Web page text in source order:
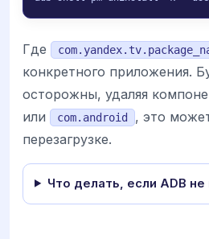
Где
конкретного приложения.
осторожны, удаляя
или com.android
, это
перезагрузке.
Что делать, если ADB